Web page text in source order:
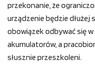
przekonanie, że
urządzenie będzie dłużej
obowiązek odbywać się
akumulatorów, a
słusznie przeszkoleni.